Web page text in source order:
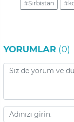
#Sırbistan
YORUMLAR (0)